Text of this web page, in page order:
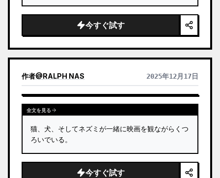
今すぐ試す
作者@RALPH NAS 2025年12月17日
全文を見る
猫、犬、そしてネズミが一緒に映画を観ながらくつ
ろいでいる。
今すぐ試す